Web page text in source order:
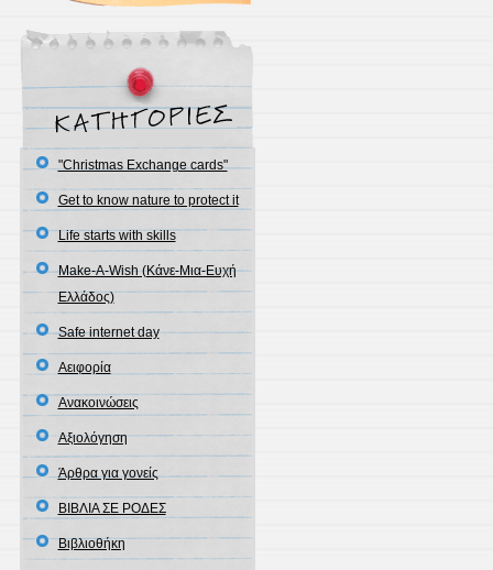
"Christmas Exchange cards"
Get to know nature to protect it
Life starts with skills
Make-A-Wish (Κάνε-Μια-Ευχή
Ελλάδος)
Safe internet day
Αειφορία
Ανακοινώσεις
Αξιολόγηση
Άρθρα για γονείς
ΒΙΒΛΙΑ ΣΕ ΡΟΔΕΣ
Βιβλιοθήκη